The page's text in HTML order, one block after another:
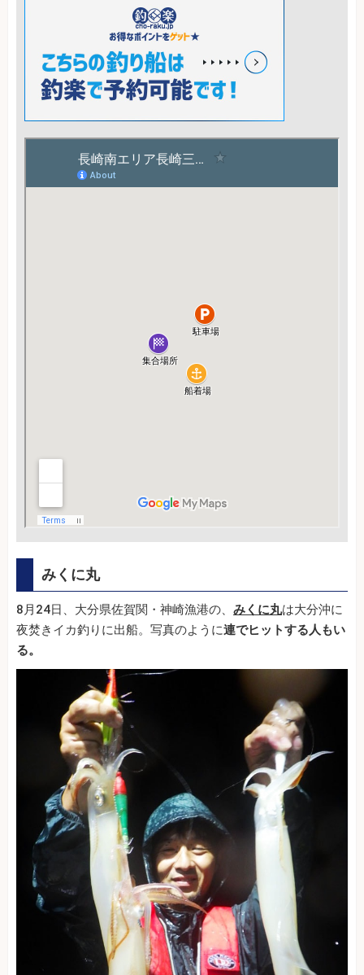
みくに丸
8月24日、大分県佐賀関・神崎漁港の、 みくに丸は大分沖に
夜焚きイカ釣りに出船。写真のように連でヒットする人もい
る。